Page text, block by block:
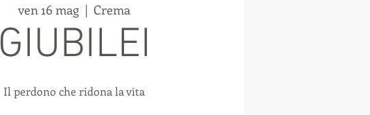
ven 16 mag
  |
Crema
GIUBILEI
Il perdono che ridona la vita